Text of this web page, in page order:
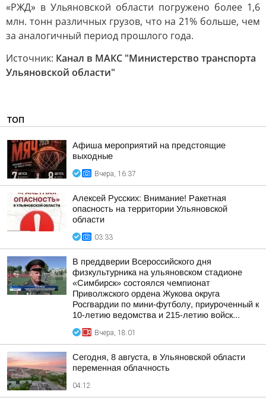
«РЖД» в Ульяновской области погружено более 1,6
млн. тонн различных грузов, что на 21% больше, чем
за аналогичный период прошлого года.
Источник: Канал в МАКС "Министерство транспорта
Ульяновской области"
ТОП
Афиша мероприятий на предстоящие
выходные
Вчера, 16:37
Алексей Русских: Внимание! Ракетная
опасность на территории Ульяновской
области
03:33
В преддверии Всероссийского дня
физкультурника на ульяновском стадионе
«Симбирск» состоялся чемпионат
Приволжского ордена Жукова округа
Росгвардии по мини-футболу, приуроченный к
10-летию ведомства и 215-летию войск...
Вчера, 18:01
Сегодня, 8 августа, в Ульяновской области
переменная облачность
04:12